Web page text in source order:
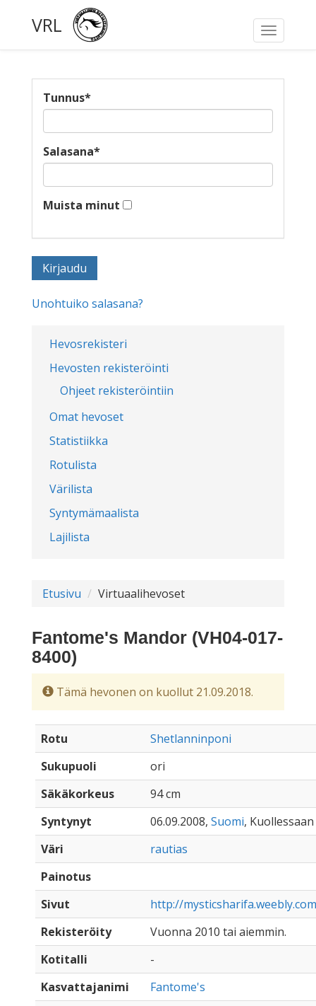
Toggle
VRL
Hevosrekisteri
Hevosten rekisteröinti
Ohjeet rekisteröintiin
Omat hevoset
Statistiikka
Rotulista
Värilista
Syntymämaalista
Lajilista
Tunnus*
Salasana*
Muista minut
Unohtuiko salasana?
Etusivu Virtuaalihevoset
Fantome's Mandor (VH04-017-
8400)
Tämä hevonen on kuollut 21.09.2018.
Rotu
Shetlanninponi
Sukupuoli
ori
Säkäkorkeus
94 cm
Syntynyt
06.09.2008, Suomi,
Väri
rautias
Painotus
Sivut
http://
Rekisteröity
Vuonna 2010 tai aiemmin.
Kotitalli
-
Kasvattajanimi
Fantome's